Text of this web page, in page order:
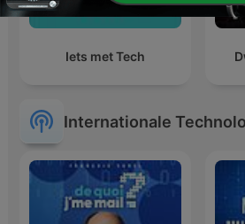
Iets met Tech
Internationale